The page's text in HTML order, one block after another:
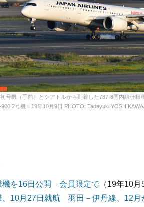
号機（手前）とシアトルから到着した787-8国内線仕
900 2号機＝19年10月9日 PHOTO: Tadayuki
機を16日公開 会員限定で（19年10月
、10月27日就航 羽田－伊丹線、12月